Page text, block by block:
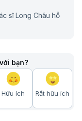
sĩ Long Châu hỗ
bạn?
Hữu ích Rất hữu ích